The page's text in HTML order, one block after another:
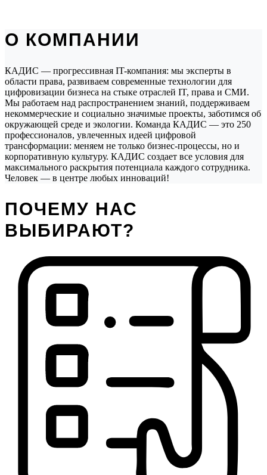
О КОМПАНИИ
КАДИС — прогрессивная IT-компания: мы эксперты в
области права, развиваем современные технологии для
цифровизации бизнеса на стыке отраслей IT, права и СМИ.
Мы работаем над распространением знаний, поддерживаем
некоммерческие и социально значимые проекты, заботимся об
окружающей среде и экологии. Команда КАДИС — это 250
профессионалов, увлеченных идеей цифровой
трансформации: меняем не только бизнес-процессы, но и
корпоративную культуру. КАДИС создает все условия для
максимального раскрытия потенциала каждого сотрудника.
Человек — в центре любых инноваций!
ПОЧЕМУ НАС
ВЫБИРАЮТ?